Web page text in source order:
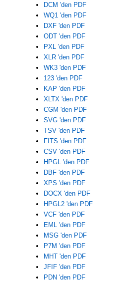
DCM 'den PDF
WQ1 'den PDF
DXF 'den PDF
ODT 'den PDF
PXL 'den PDF
XLR 'den PDF
WK3 'den PDF
123 'den PDF
KAP 'den PDF
XLTX 'den PDF
CGM 'den PDF
SVG 'den PDF
TSV 'den PDF
FITS 'den PDF
CSV 'den PDF
HPGL 'den PDF
DBF 'den PDF
XPS 'den PDF
DOCX 'den PDF
HPGL2 'den PDF
VCF 'den PDF
EML 'den PDF
MSG 'den PDF
P7M 'den PDF
MHT 'den PDF
JFIF 'den PDF
PDN 'den PDF